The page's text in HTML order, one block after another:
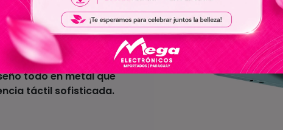
todo en metal que
táctil sofisticada.